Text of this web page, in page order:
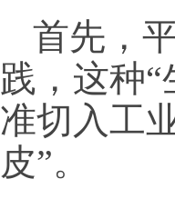
首先，
践，这种
准切入工
皮”。